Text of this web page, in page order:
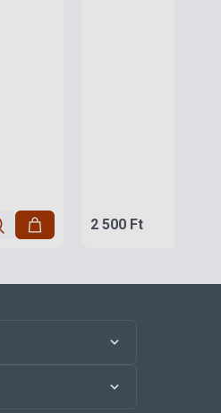
2 500 Ft